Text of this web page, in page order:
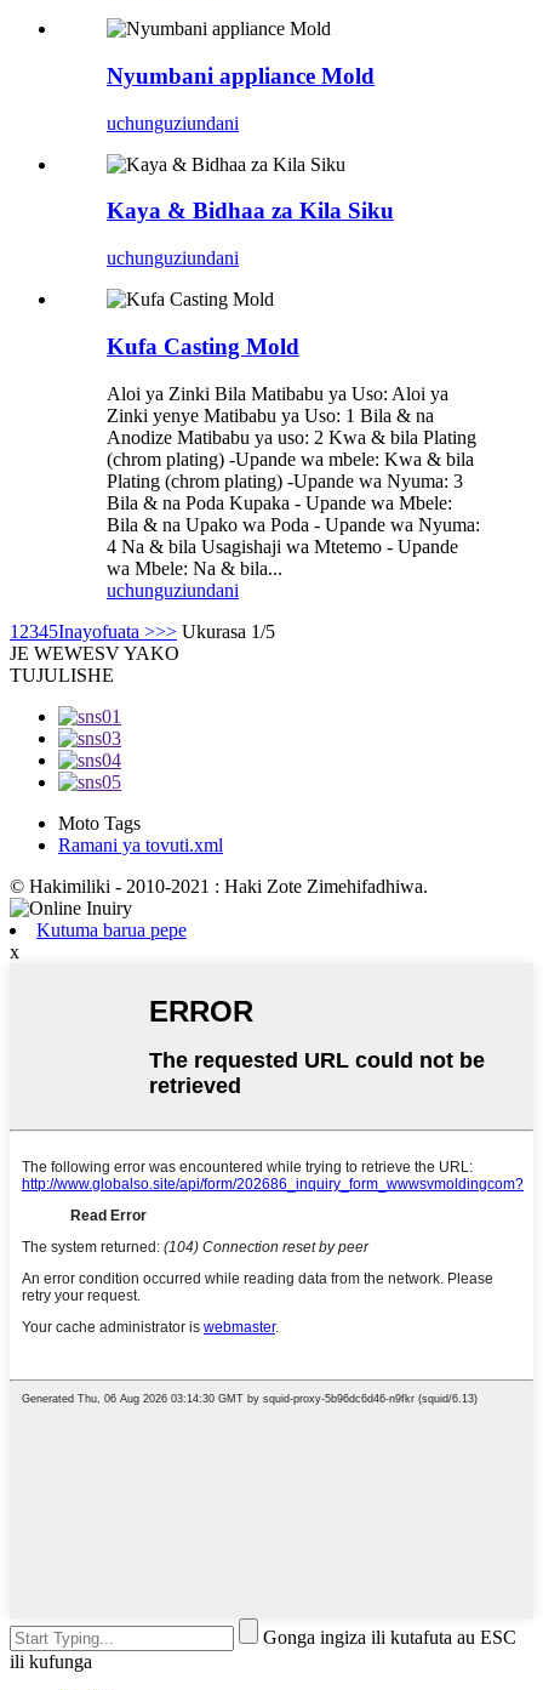
Nyumbani appliance Mold
uchunguziundani
Kaya & Bidhaa za Kila Siku
uchunguziundani
Kufa Casting Mold
Aloi ya Zinki Bila Matibabu ya Uso: Aloi ya
Zinki yenye Matibabu ya Uso: 1 Bila & na
Anodize Matibabu ya uso: 2 Kwa & bila Plating
(chrom plating) -Upande wa mbele: Kwa & bila
Plating (chrom plating) -Upande wa Nyuma: 3
Bila & na Poda Kupaka - Upande wa Mbele:
Bila & na Upako wa Poda - Upande wa Nyuma:
4 Na & bila Usagishaji wa Mtetemo - Upande
wa Mbele: Na & bila...
uchunguziundani
1 2345Inayofuata >>> Ukurasa 1/5
JE WEWESV YAKO
TUJULISHE
Moto Tags
Ramani ya tovuti.xml
© Hakimiliki - 2010-2021 : Haki Zote Zimehifadhiwa.
Kutuma barua pepe
x
Gonga ingiza ili kutafuta au ESC
ili kufunga